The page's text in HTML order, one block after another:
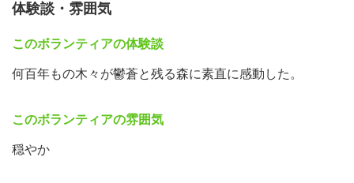
体験談・雰囲気
このボランティアの体験談
何百年もの木々が鬱蒼と残る森に素直に感動した。
このボランティアの雰囲気
穏やか